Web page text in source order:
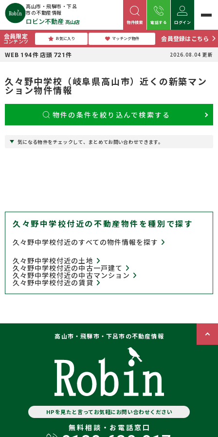
高山市・飛騨市・下呂
市の不動産情報
ロビン不動産 高山店 物件検索 電話する ログイン
会員限定
コンテンツ お気に入り マッチング物件
会員登録はこちら
WEB 194件 店頭 721件 2026.08.04 更新
久々野中学校（岐阜県高山市）近くの新築マン
ション物件情報
物件の条件を絞り込んで検索する
気になる物件をチェックして、まとめてお問い合わせできます。
久々野中学校付近の不動産物件を種別で探す
久々野中学校付近のすべての物件情報を探す
久々野中学校付近の土地
久々野中学校付近の中古一戸建て
久々野中学校付近の中古マンション
久々野中学校付近の賃貸
高山市・飛騨市・下呂市の不動産情報
HPを見たと言ってお気軽にお問い合わせください
無料相談・お電話窓口